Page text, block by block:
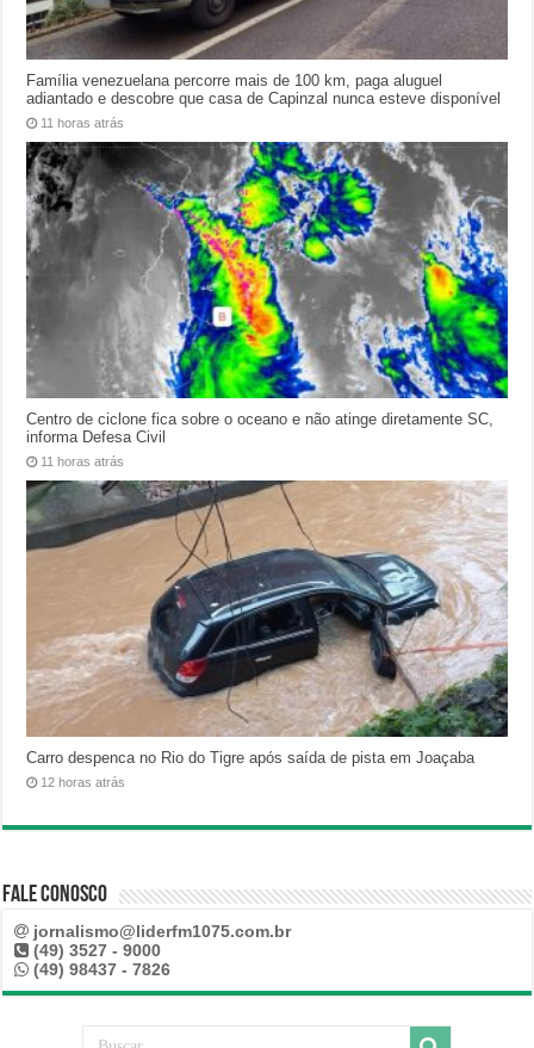
Família venezuelana percorre mais de 100 km, paga aluguel
adiantado e descobre que casa de Capinzal nunca esteve disponível
11 horas atrás
Centro de ciclone fica sobre o oceano e não atinge diretamente SC,
informa Defesa Civil
11 horas atrás
Carro despenca no Rio do Tigre após saída de pista em Joaçaba
12 horas atrás
Fale Conosco
jornalismo@liderfm1075.com.br
(49) 3527 - 9000
(49) 98437 - 7826